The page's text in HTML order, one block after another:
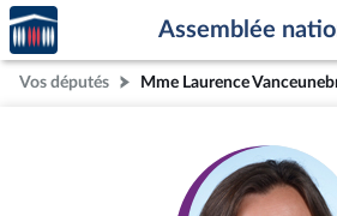
Aller au contenu
Aller en bas de la page
Accèder
à la
page
d'accueil
Assemblée
Vos députés